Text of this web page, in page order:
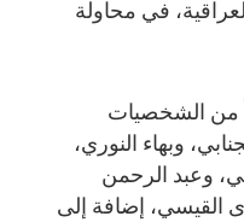
في محاولة
من الشخصيات
وبهاء النوري،
وعبد الرحمن
القيسي، إضافة إلى